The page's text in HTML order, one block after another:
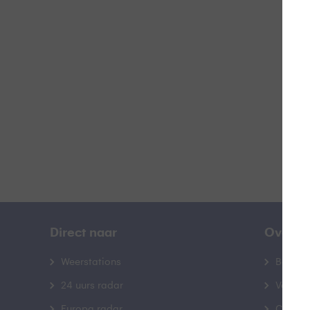
Direct naar
Weerstations
24 uurs radar
Over